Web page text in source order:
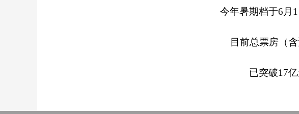
今年暑期档于6月
目前总票房（含
已突破17